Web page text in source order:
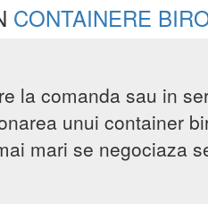
CONTAINERE
la comanda sau in
unui container
mari se negociaza